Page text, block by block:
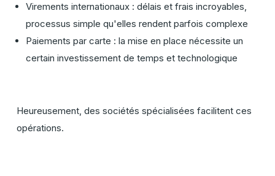
Virements internationaux : délais et frais incroyables,
processus simple qu'elles rendent parfois complexe
Paiements par carte : la mise en place nécessite un
certain investissement de temps et technologique
Heureusement, des sociétés spécialisées facilitent ces
opérations.